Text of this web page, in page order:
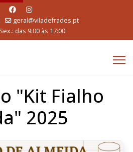
geral@viladefrades.pt
das 9:00 às 17:00
"Kit Fialho
2025